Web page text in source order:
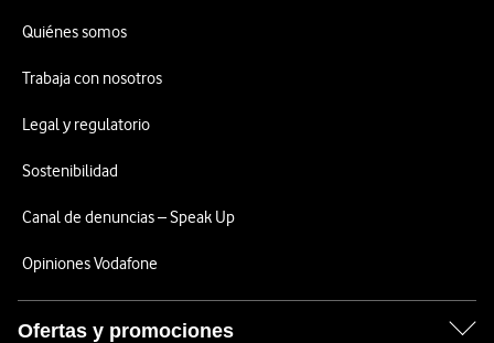
Quiénes somos
Trabaja con nosotros
Legal y regulatorio
Sostenibilidad
Canal de denuncias – Speak Up
Opiniones Vodafone
Ofertas y promociones